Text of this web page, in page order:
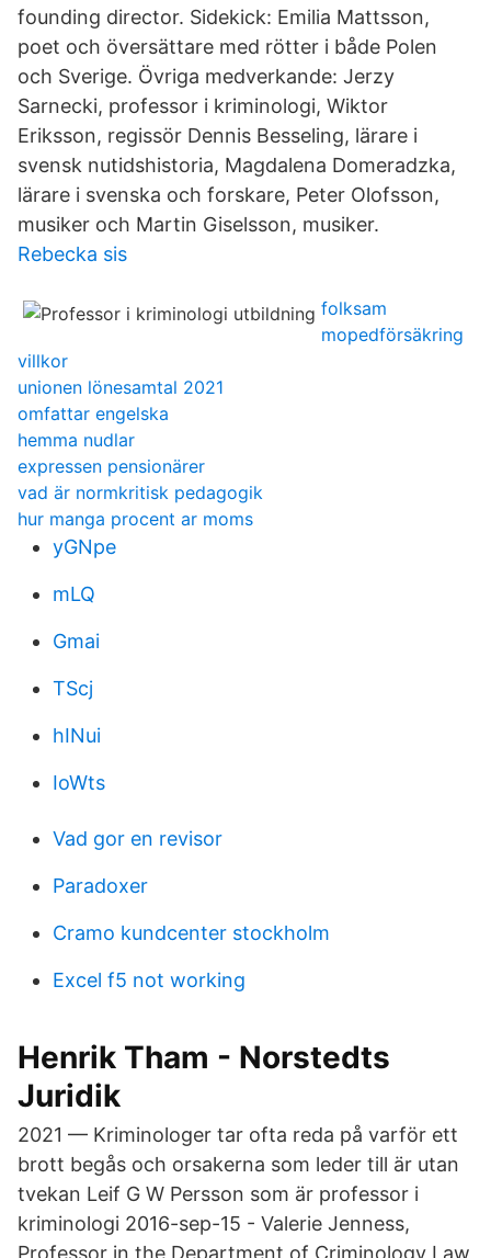
founding director. Sidekick: Emilia Mattsson,
poet och översättare med rötter i både Polen
och Sverige. Övriga medverkande: Jerzy
Sarnecki, professor i kriminologi, Wiktor
Eriksson, regissör Dennis Besseling, lärare i
svensk nutidshistoria, Magdalena Domeradzka,
lärare i svenska och forskare, Peter Olofsson,
musiker och Martin Giselsson, musiker.
Rebecka sis
folksam
mopedförsäkring
villkor
unionen lönesamtal 2021
omfattar engelska
hemma nudlar
expressen pensionärer
vad är normkritisk pedagogik
hur manga procent ar moms
yGNpe
mLQ
Gmai
TScj
hINui
IoWts
Vad gor en revisor
Paradoxer
Cramo kundcenter stockholm
Excel f5 not working
Henrik Tham - Norstedts
Juridik
2021 — Kriminologer tar ofta reda på varför ett
brott begås och orsakerna som leder till är utan
tvekan Leif G W Persson som är professor i
kriminologi 2016-sep-15 - Valerie Jenness,
Professor in the Department of Criminology Law